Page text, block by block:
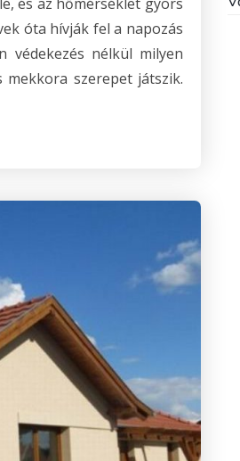
óta hívják fel a napozás
védekezés nélkül milyen
szerepet játszik.